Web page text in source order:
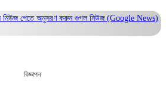
নিউজ পেতে অনুসরণ করুন গুগল নিউজ (Google News)
বিজ্ঞাপন